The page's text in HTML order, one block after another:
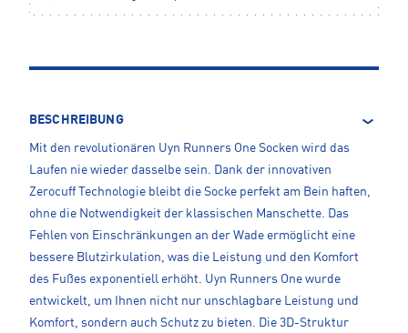
BESCHREIBUNG
Mit den revolutionären Uyn Runners One Socken wird das
Laufen nie wieder dasselbe sein. Dank der innovativen
Zerocuff Technologie bleibt die Socke perfekt am Bein haften,
ohne die Notwendigkeit der klassischen Manschette. Das
Fehlen von Einschränkungen an der Wade ermöglicht eine
bessere Blutzirkulation, was die Leistung und den Komfort
des Fußes exponentiell erhöht. Uyn Runners One wurde
entwickelt, um Ihnen nicht nur unschlagbare Leistung und
Komfort, sondern auch Schutz zu bieten. Die 3D-Struktur